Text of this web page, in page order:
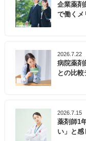
企業薬剤
で働くメ
2026.7.22
病院薬剤
との比
2026.7.15
薬剤師1
い」と感